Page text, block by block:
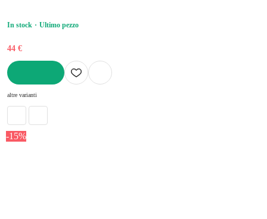
In stock Ultimo pezzo
44 €
altre varianti
-15%